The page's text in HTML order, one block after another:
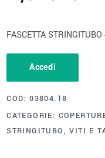
FASCETTA
Accedi
COD:03804.18
CATEGORIE:
STRINGITUBO,VITI E